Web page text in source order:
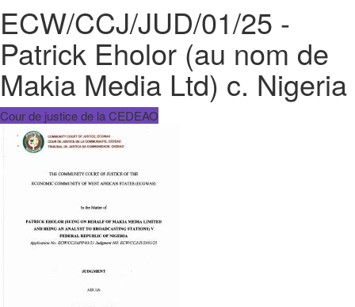
ECW/CCJ/JUD/01/25 -
Patrick Eholor (au nom de
Makia Media Ltd) c. Nigeria
Cour de justice de la CEDEAO